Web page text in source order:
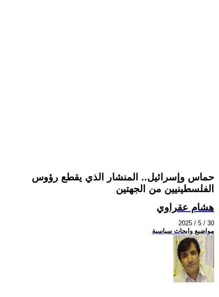
حماس وإسرائيل.. المنشار الذي يقطع رؤوس
الفلسطينيين من الجهتين
هشام عقراوي
2025 / 5 / 30
مواضيع وابحاث سياسية